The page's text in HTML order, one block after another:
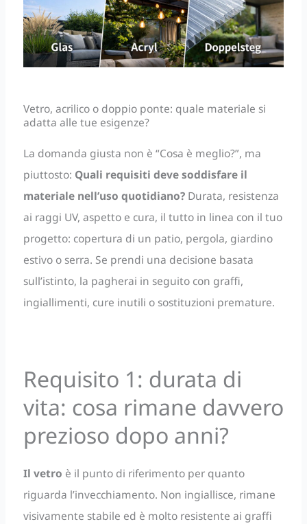
Vetro, acrilico o doppio ponte: quale materiale si
adatta alle tue esigenze?
La domanda giusta non è “Cosa è meglio?”, ma
piuttosto: Quali requisiti deve soddisfare il
materiale nell’uso quotidiano?Durata, resistenza
ai raggi UV, aspetto e cura, il tutto in linea con il tuo
progetto: copertura di un patio, pergola, giardino
estivo o serra. Se prendi una decisione basata
sull’istinto, la pagherai in seguito con graffi,
ingiallimenti, cure inutili o sostituzioni premature.
Requisito 1: durata di
vita: cosa rimane davvero
prezioso dopo anni?
Il vetro è il punto di riferimento per quanto
riguarda l’invecchiamento. Non ingiallisce, rimane
visivamente stabile ed è molto resistente ai graffi